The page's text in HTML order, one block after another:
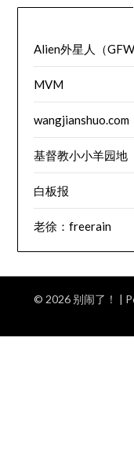
Alien外星人（GFW
MVM
wangjianshuo.com
基督教小小羊园地
白板报
老徐：freerain
© 2026 别闹了！ |